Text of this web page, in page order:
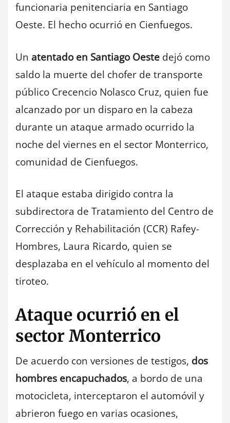
funcionaria penitenciaria en Santiago
Oeste. El hecho ocurrió en Cienfuegos.
Un atentado en Santiago Oeste dejó como
saldo la muerte del chofer de transporte
público Crecencio Nolasco Cruz, quien fue
alcanzado por un disparo en la cabeza
durante un ataque armado ocurrido la
noche del viernes en el sector Monterrico,
comunidad de Cienfuegos.
El ataque estaba dirigido contra la
subdirectora de Tratamiento del Centro de
Corrección y Rehabilitación (CCR) Rafey-
Hombres, Laura Ricardo, quien se
desplazaba en el vehículo al momento del
tiroteo.
Ataque ocurrió en el
sector Monterrico
De acuerdo con versiones de testigos, dos
hombres encapuchados, a bordo de una
motocicleta, interceptaron el automóvil y
abrieron fuego en varias ocasiones,